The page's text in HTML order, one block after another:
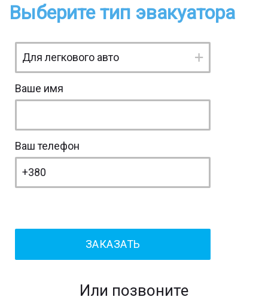
Выберите тип эвакуатора
Ваше имя
Ваш телефон
Или позвоните